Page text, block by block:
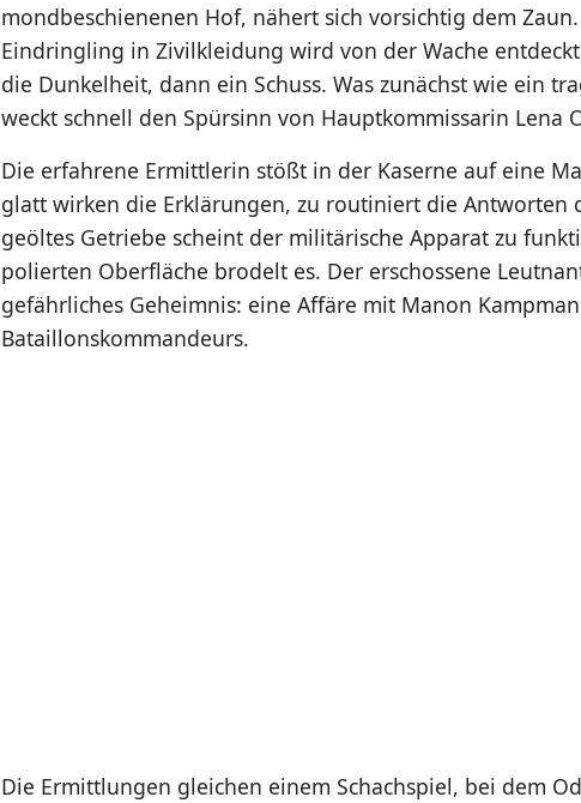
mondbeschienenen Hof, nähert sich vorsichtig dem
Eindringling in Zivilkleidung wird von der Wache
die Dunkelheit, dann ein Schuss. Was zunächst wie ein
weckt schnell den Spürsinn von Hauptkommissarin Lena
Die erfahrene Ermittlerin stößt in der Kaserne auf eine
glatt wirken die Erklärungen, zu routiniert die Antworten
geöltes Getriebe scheint der militärische Apparat zu
polierten Oberfläche brodelt es. Der erschossene
gefährliches Geheimnis: eine Affäre mit Manon
Bataillonskommandeurs.
Die Ermittlungen gleichen einem Schachspiel, bei dem